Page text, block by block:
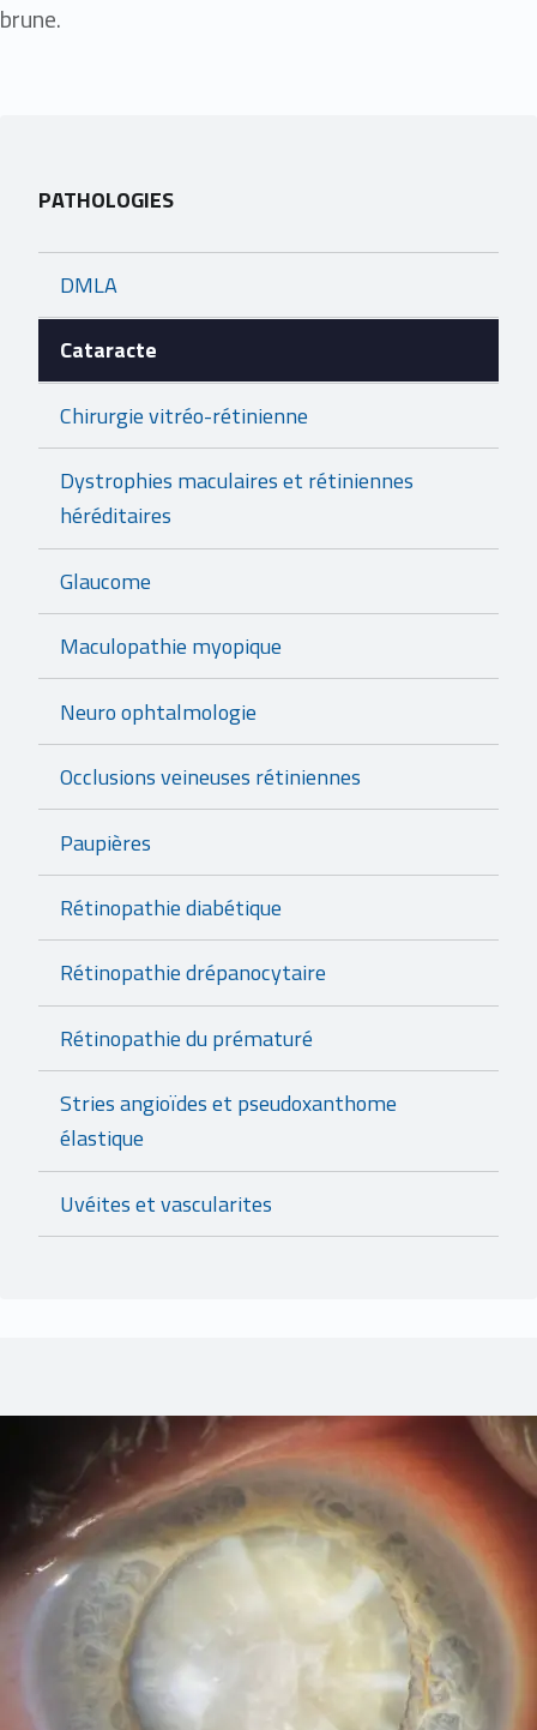
brune.
PATHOLOGIES
DMLA
Cataracte
Chirurgie vitréo-rétinienne
Dystrophies maculaires et rétiniennes
héréditaires
Glaucome
Maculopathie myopique
Neuro ophtalmologie
Occlusions veineuses rétiniennes
Paupières
Rétinopathie diabétique
Rétinopathie drépanocytaire
Rétinopathie du prématuré
Stries angioïdes et pseudoxanthome
élastique
Uvéites et vascularites